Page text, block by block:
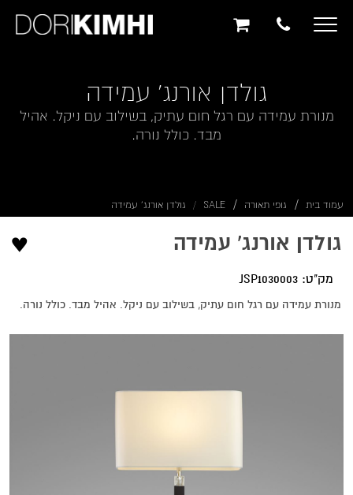
נגישות
ראשי
ראשיToggle
גולדן אורנג' עמידה
מנורת עמידה עם רגל חום עתיק, בשילוב עם ניקל. אהיל
מבד. כולל נורה.
עמוד בית גופי תאורה SALE גולדן אורנג' עמידה
גולדן אורנג' עמידה
מק"ט: JSP1030003
מנורת עמידה עם רגל חום עתיק, בשילוב עם ניקל. אהיל מבד. כולל נורה.
♥